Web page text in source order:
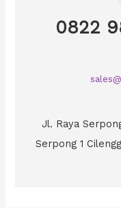
0822
Jl. Raya
Serpong 1